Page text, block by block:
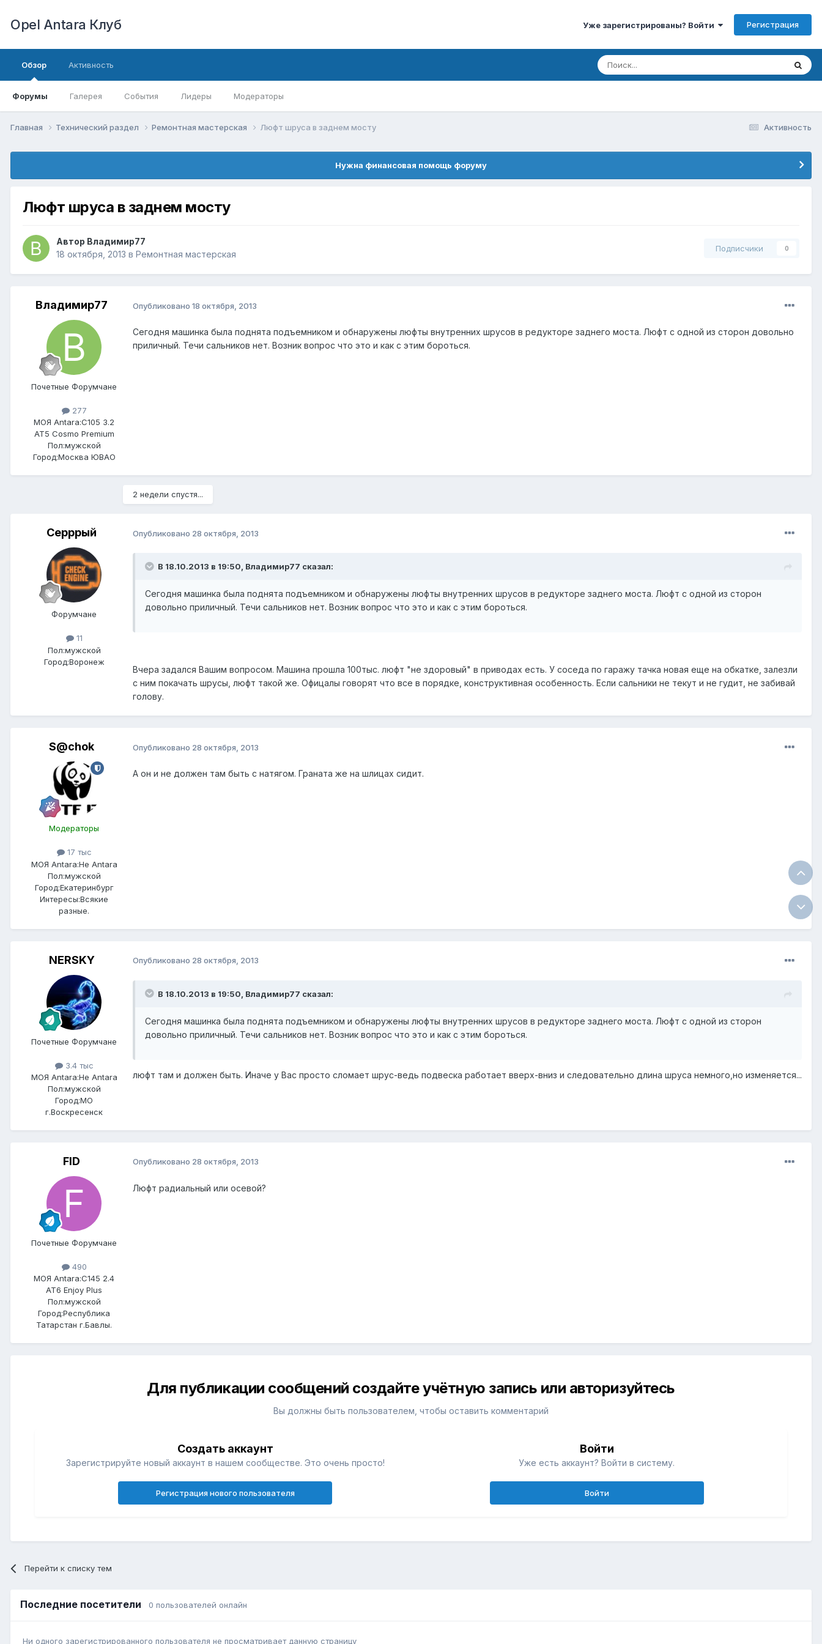
Opel Antara Клуб Уже зарегистрированы? Войти Регистрация
Обзор
Форумы Галерея События Лидеры Модераторы
Активность
Активность
Главная Технический раздел Ремонтная мастерская Люфт шруса в заднем мосту
Нужна финансовая помощь форуму
Люфт шруса в заднем мосту
Автор Владимир77
18 октября, 2013 в Ремонтная мастерская
Подписчики 0
Владимир77
Почетные Форумчане
277
МОЯ Antara:C105 3.2
AT5 Cosmo Premium
Пол:мужской
Город:Москва ЮВАО
Опубликовано 18 октября, 2013
Сегодня машинка была поднята подъемником и обнаружены люфты внутренних шрусов в редукторе заднего моста. Люфт с одной из сторон довольно
приличный. Течи сальников нет. Возник вопрос что это и как с этим бороться.
2 недели спустя...
Серррый
Форумчане
11
Пол:мужской
Город:Воронеж
Опубликовано 28 октября, 2013
В 18.10.2013 в 19:50, Владимир77 сказал:
Сегодня машинка была поднята подъемником и обнаружены люфты внутренних шрусов в редукторе заднего моста. Люфт с одной из сторон
довольно приличный. Течи сальников нет. Возник вопрос что это и как с этим бороться.
Вчера задался Вашим вопросом. Машина прошла 100тыс. люфт "не здоровый" в приводах есть. У соседа по гаражу тачка новая еще на обкатке, залезли
с ним покачать шрусы, люфт такой же. Офицалы говорят что все в порядке, конструктивная особенность. Если сальники не текут и не гудит, не забивай
голову.
S@chok
Модераторы
17 тыс
МОЯ Antara:Не Antara
Пол:мужской
Город:Екатеринбург
Интересы:Всякие
разные.
Опубликовано 28 октября, 2013
А он и не должен там быть с натягом. Граната же на шлицах сидит.
NERSKY
Почетные Форумчане
3.4 тыс
МОЯ Antara:Не Antara
Пол:мужской
Город:МО
г.Воскресенск
Опубликовано 28 октября, 2013
В 18.10.2013 в 19:50, Владимир77 сказал:
Сегодня машинка была поднята подъемником и обнаружены люфты внутренних шрусов в редукторе заднего моста. Люфт с одной из сторон
довольно приличный. Течи сальников нет. Возник вопрос что это и как с этим бороться.
люфт там и должен быть. Иначе у Вас просто сломает шрус-ведь подвеска работает вверх-вниз и следовательно длина шруса немного,но изменяется...
FID
Почетные Форумчане
490
МОЯ Antara:C145 2.4
AT6 Enjoy Plus
Пол:мужской
Город:Республика
Татарстан г.Бавлы.
Опубликовано 28 октября, 2013
Люфт радиальный или осевой?
Для публикации сообщений создайте учётную запись или авторизуйтесь
Вы должны быть пользователем, чтобы оставить комментарий
Создать аккаунт
Зарегистрируйте новый аккаунт в нашем сообществе. Это очень просто!
Регистрация нового пользователя
Войти
Уже есть аккаунт? Войти в систему.
Войти
Перейти к списку тем
Последние посетители 0 пользователей онлайн
Ни одного зарегистрированного пользователя не просматривает данную страницу